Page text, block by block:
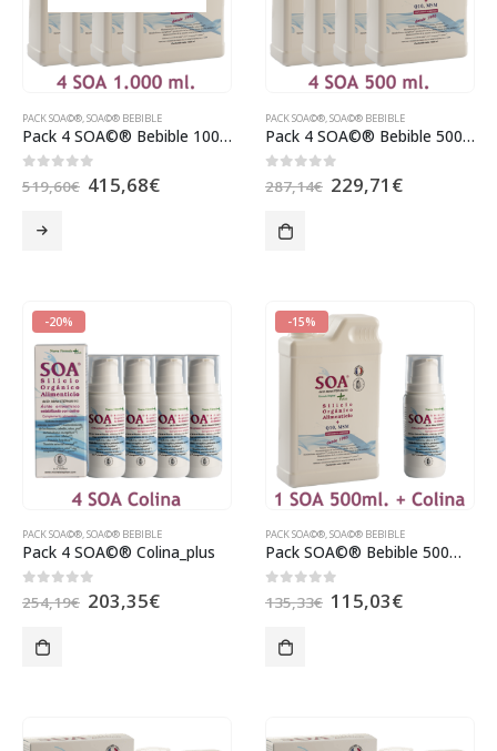
PACK SOA©®,SOA©® BEBIBLE
Pack 4 SOA©® Bebible 1000ml.
out of 5
519,60€ 415,68€
PACK SOA©®,SOA©® BEBIBLE
Pack 4 SOA©® Bebible 500ml.
out of 5
287,14€ 229,71 €
-20%
PACK SOA©®,SOA©® BEBIBLE
Pack 4 SOA©® Colina_plus
out of 5
254,19€ 203,35€
-15%
PACK SOA©®,SOA©® BEBIBLE
Pack SOA©® Bebible 500ml. + SOA©® Colina
out of 5
135,33€ 115,03€